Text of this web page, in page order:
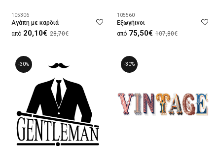
105306
Αγάπη με καρδιά
από 20,10€ 28,70€
105560
Εξωγήινοι
από 75,50€ 107,80€
-30% -30%